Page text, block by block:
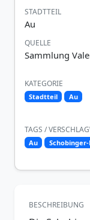
STADTTEIL
Au
QUELLE
Sammlung
KATEGORIE
Stadtteil Au
TAGS /
Au
BESCHREIBUNG